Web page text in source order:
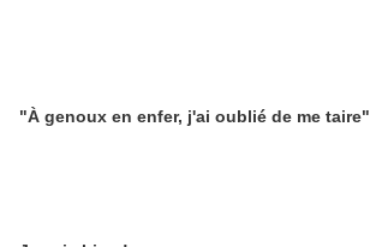
"À genoux en enfer, j'ai oublié de me taire"